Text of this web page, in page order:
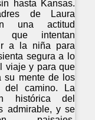
hasta Kansas.
de Laura
una actitud
que intentan
a la niña para
segura a lo
viaje y para que
su mente de los
del camino. La
histórica del
admirable, y se